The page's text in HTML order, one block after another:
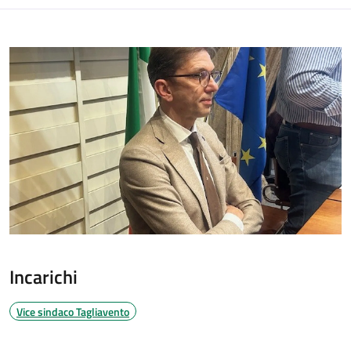
Incarichi
Vice sindaco Tagliavento